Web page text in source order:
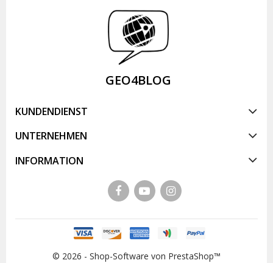
GEO4BLOG
KUNDENDIENST
UNTERNEHMEN
INFORMATION
© 2026 - Shop-Software von PrestaShop™